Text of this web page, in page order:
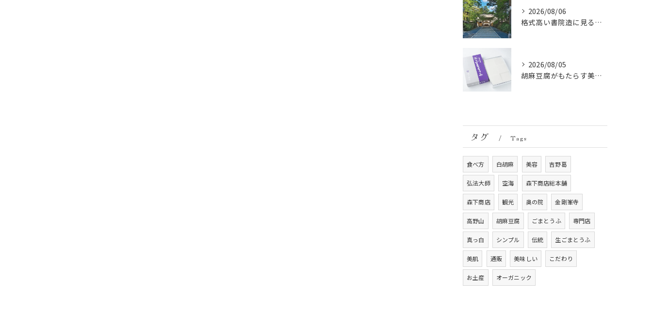
2026/08/06
格式高い書院造に見る金剛峯寺の中世から近世への変遷
2026/08/05
胡麻豆腐がもたらす美肌の秘密：ビタミンEと抗酸化成分の力
タグ Tags
食べ方 白胡麻 美容 吉野葛
弘法大師 空海 森下商店総本舗
森下商店 観光 奥の院 金剛峯寺
高野山 胡麻豆腐 ごまとうふ 専門店
真っ白 シンプル 伝統 生ごまとうふ
美肌 通販 美味しい こだわり
お土産 オーガニック